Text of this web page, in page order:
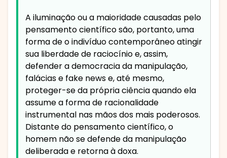
A iluminação ou a maioridade causadas pelo
pensamento científico são, portanto, uma
forma de o indivíduo contemporâneo atingir
sua liberdade de raciocínio e, assim,
defender a democracia da manipulação,
falácias e fake news e, até mesmo,
proteger-se da própria ciência quando ela
assume a forma de racionalidade
instrumental nas mãos dos mais poderosos.
Distante do pensamento científico, o
homem não se defende da manipulação
deliberada e retorna à doxa.